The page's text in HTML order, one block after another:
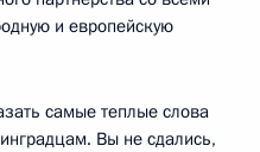
и европейскую
самые теплые слова
Вы не сдались,